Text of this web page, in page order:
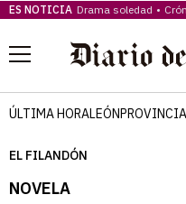
ES NOTICIA Drama soledad
Menú
ÚLTIMA HORALEÓNPROVINCIA
EL FILANDÓN
NOVELA